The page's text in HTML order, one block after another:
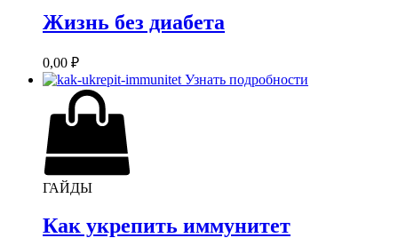
Жизнь без диабета
0,00 ₽
Узнать подробности
ГАЙДЫ
Как укрепить иммунитет